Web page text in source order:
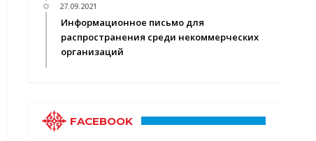
27.09.2021
Информационное письмо для
распространения среди некоммерческих
организаций
FACEBOOK